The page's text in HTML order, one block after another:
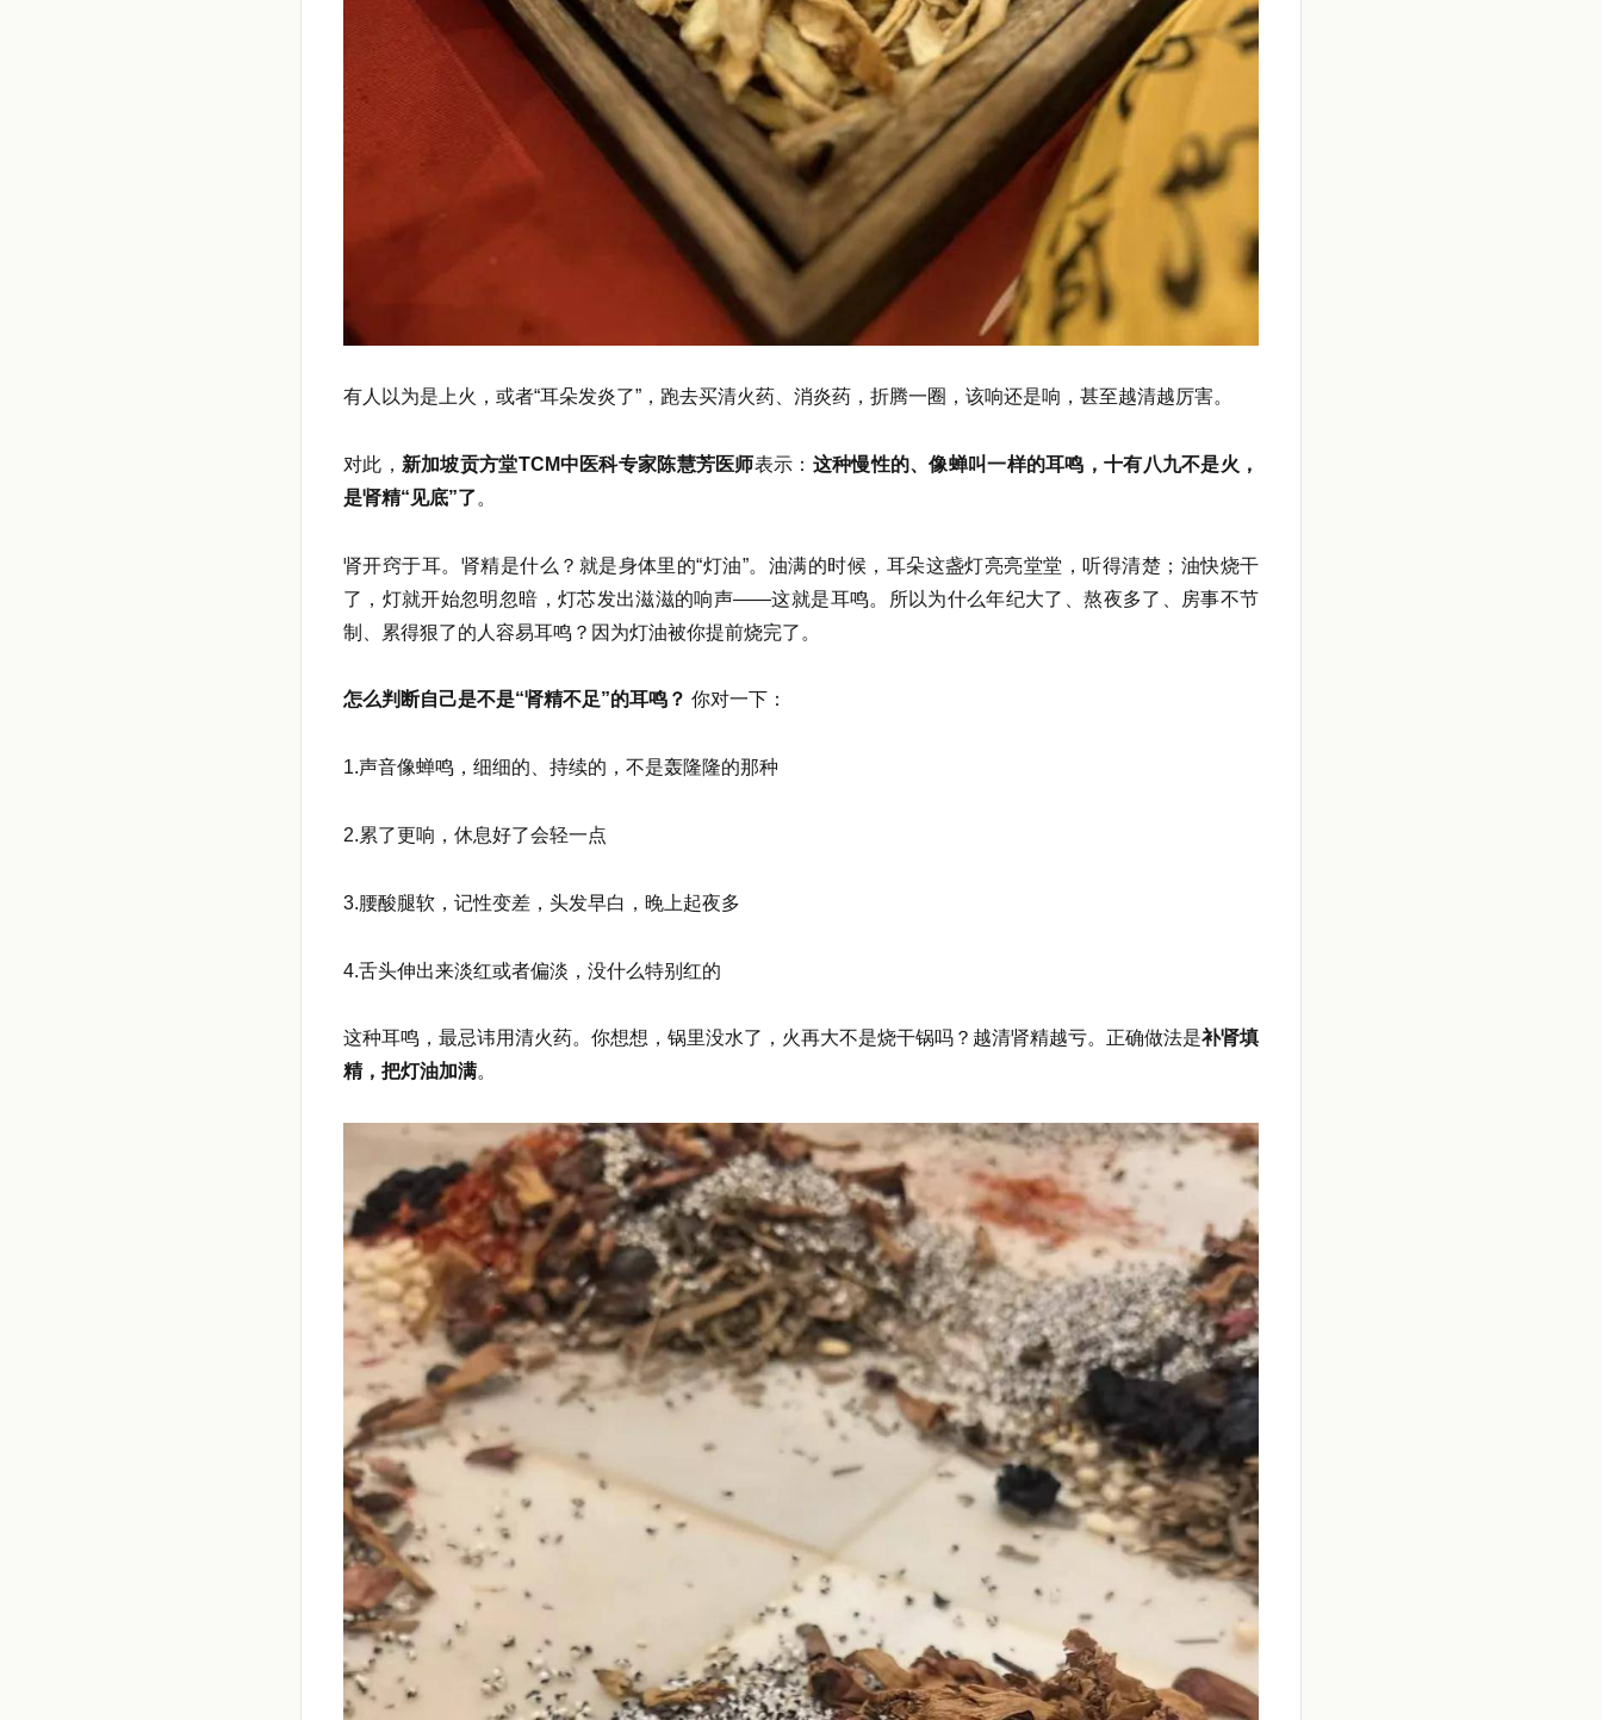
有人以为是上火，或者“耳朵发炎了”，跑去买清火药、消炎药，折腾一圈，该响还是响，甚至越清越厉害。
对此， 新加坡贡方堂TCM中医科专家陈慧芳医师表示： 这种慢性的、像蝉叫一样的耳鸣，十有八九不是火，
是肾精“见底”了。
肾开窍于耳。肾精是什么？就是身体里的“灯油”。油满的时候，耳朵这盏灯亮亮堂堂，听得清楚；油快烧干
了，灯就开始忽明忽暗，灯芯发出滋滋的响声——这就是耳鸣。所以为什么年纪大了、熬夜多了、房事不节
制、累得狠了的人容易耳鸣？因为灯油被你提前烧完了。
怎么判断自己是不是“肾精不足”的耳鸣？ 你对一下：
1.声音像蝉鸣，细细的、持续的，不是轰隆隆的那种
2.累了更响，休息好了会轻一点
3.腰酸腿软，记性变差，头发早白，晚上起夜多
4.舌头伸出来淡红或者偏淡，没什么特别红的
这种耳鸣，最忌讳用清火药。你想想，锅里没水了，火再大不是烧干锅吗？越清肾精越亏。正确做法是补肾填
精，把灯油加满。